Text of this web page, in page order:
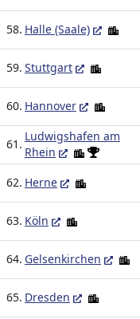
58. Halle (Saale)
59. Stuttgart
60. Hannover
61.
Ludwigshafen am
Rhein
62. Herne
63. Köln
64. Gelsenkirchen
65. Dresden